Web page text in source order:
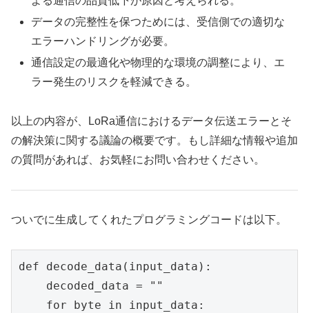
データの完整性を保つためには、受信側での適切な
エラーハンドリングが必要。
通信設定の最適化や物理的な環境の調整により、エ
ラー発生のリスクを軽減できる。
以上の内容が、LoRa通信におけるデータ伝送エラーとそ
の解決策に関する議論の概要です。もし詳細な情報や追加
の質問があれば、お気軽にお問い合わせください。
ついでに生成してくれたプログラミングコードは以下。
def decode_data(input_data):
    decoded_data = ""
    for byte in input_data: